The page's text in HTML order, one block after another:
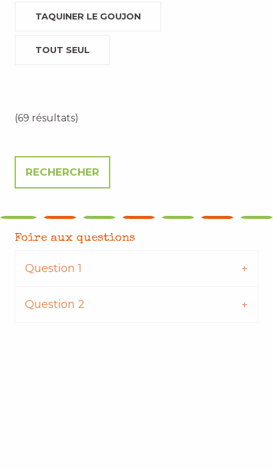
TAQUINER LE GOUJON
TOUT SEUL
(69 résultats)
Foire aux questions
Question 1
Question 2